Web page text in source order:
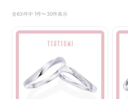
全63件中 1件〜30件表示